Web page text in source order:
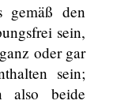
gemäß den
sein,
oder gar
sein;
also beide